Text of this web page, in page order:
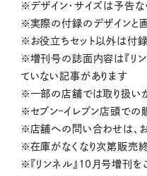
※デザイン・サイズは予告
※実際の付録のデザインと
※お役立ちセット以外は付
※増刊号の誌面内容は『リ
ていない記事があります
※一部の店舗では取り扱い
※セブン‒イレブン店頭での
※店舗への問い合わせは、
※在庫がなくなり次第販売終
※『リンネル』10月号増刊を